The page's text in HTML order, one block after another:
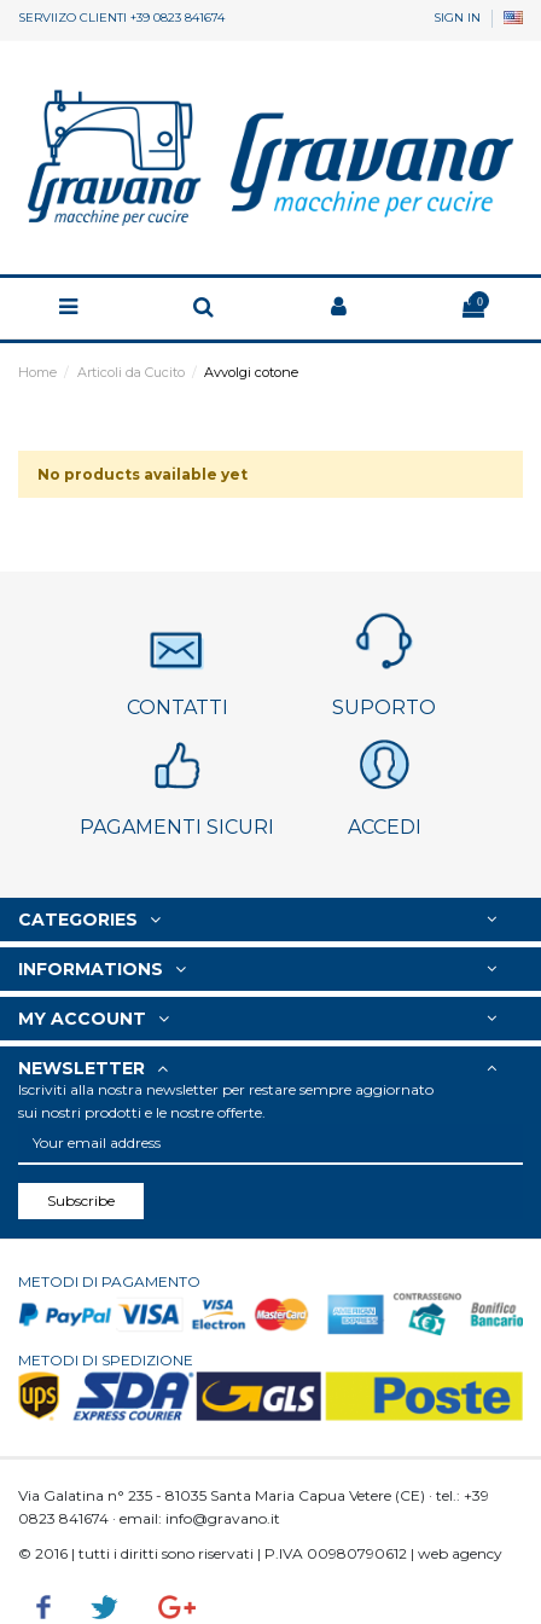
SERVIIZO CLIENTI +39 0823 841674 SIGN IN
0
Home Articoli da Cucito Avvolgi cotone
No products available yet
CONTATTI SUPORTO
PAGAMENTI SICURI ACCEDI
CATEGORIES
INFORMATIONS
MY ACCOUNT
NEWSLETTER
Iscriviti alla nostra newsletter per restare sempre aggiornato
sui nostri prodotti e le nostre offerte.
Subscribe
METODI DI PAGAMENTO
METODI DI SPEDIZIONE
Via Galatina n° 235 - 81035 Santa Maria Capua Vetere (CE) · tel.: +39
0823 841674 · email: info@gravano.it
© 2016 | tutti i diritti sono riservati | P.IVA 00980790612 | web agency